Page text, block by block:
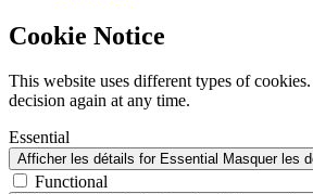
Cookie Notice
This website uses different types of
decision again at any time.
Essential
Afficher les détails for Essential Masquer les
Functional